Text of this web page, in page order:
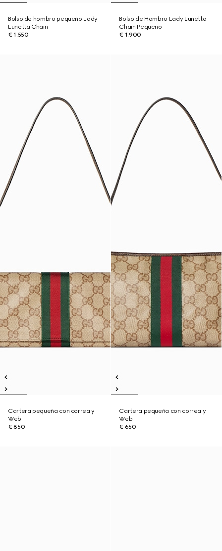
Bolso de hombro pequeño Lady
Lunetta Chain
€ 1.550
Bolso de Hombro Lady Lunetta
Chain Pequeño
€ 1.900
Cartera pequeña con correa y
Web
€ 850
Cartera pequeña con correa y
Web
€ 650